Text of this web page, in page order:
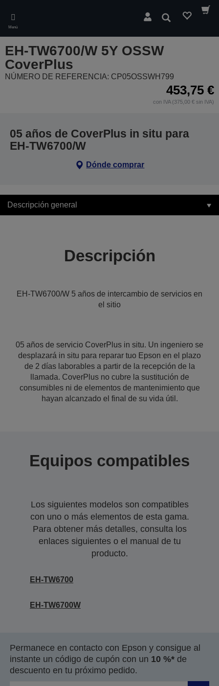
main
content
Menú
Buscar
EH-TW6700/W 5Y OSSW
CoverPlus
NÚMERO DE REFERENCIA: CP05OSSWH799
453,75 €
con IVA (375,00 € sin IVA)
05 años de CoverPlus in situ para
EH-TW6700/W
Dónde comprar
Descripción general
Descripción
EH-TW6700/W 5 años de intercambio de servicios en
el sitio
05 años de servicio CoverPlus in situ. Un ingeniero se
desplazará in situ para reparar tuo Epson en el plazo
de 2 días laborables a partir de la recepción de la
llamada. CoverPlus no cubre la sustitución de
consumibles ni de elementos de mantenimiento que
hayan alcanzado el final de su vida útil.
Equipos compatibles
Los siguientes modelos son compatibles
con uno o más elementos de esta gama.
Para obtener más detalles, consulta los
enlaces siguientes o el manual de tu
producto.
EH-TW6700
EH-TW6700W
Permanece en contacto con Epson y consigue al
instante un código de cupón con un 10 %* de
descuento en tu próximo pedido.